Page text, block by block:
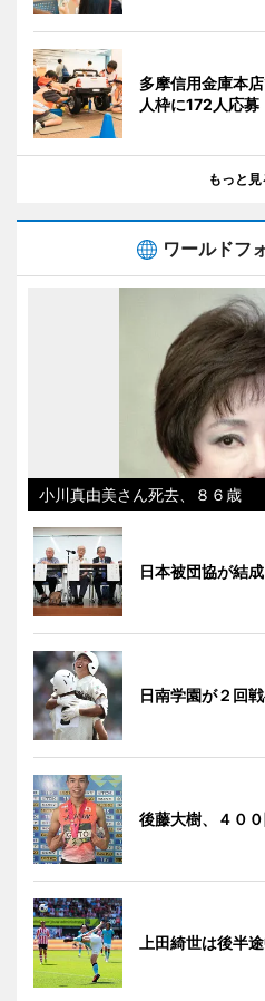
多摩信用金庫本
人枠に172人応募
もっと見
ワールドフ
小川真由美さん死去、８６歳
日本被団協が結
日南学園が２回
後藤大樹、４０
上田綺世は後半